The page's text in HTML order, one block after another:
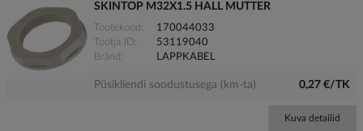
SKINTOP M32X1.5 HALL MUTTER
Tootekood
170044033
Tootja ID
53119040
Bränd
LAPPKABEL
Püsikliendi soodustusega (km-ta) 0,27 €/TK
Kuva detailid